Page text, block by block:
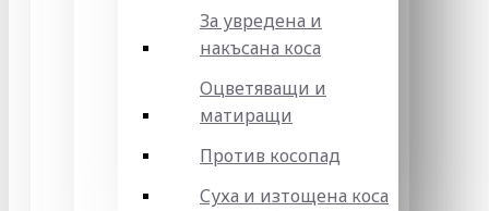
За увредена и
накъсана коса
Оцветяващи и
матиращи
Против косопад
Суха и изтощена коса